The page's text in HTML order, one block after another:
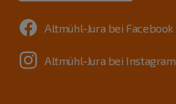
Altmühl-Jura bei Facebook
Altmühl-Jura bei Instagram